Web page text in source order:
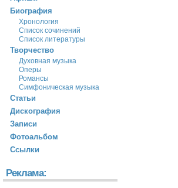
Биография
Хронология
Список сочинений
Список литературы
Творчество
Духовная музыка
Оперы
Романсы
Симфоническая музыка
Статьи
Дискография
Записи
Фотоальбом
Ссылки
Реклама: